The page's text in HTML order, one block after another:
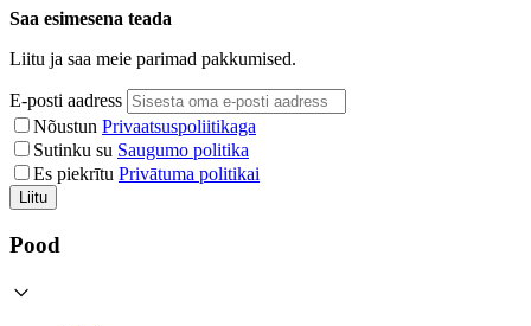
Saa esimesena teada
Liitu ja saa meie parimad pakkumised.
E-posti aadress
Nõustun Privaatsuspoliitikaga
Sutinku su Saugumo politika
Es piekrītu Privātuma politikai
Liitu
Pood